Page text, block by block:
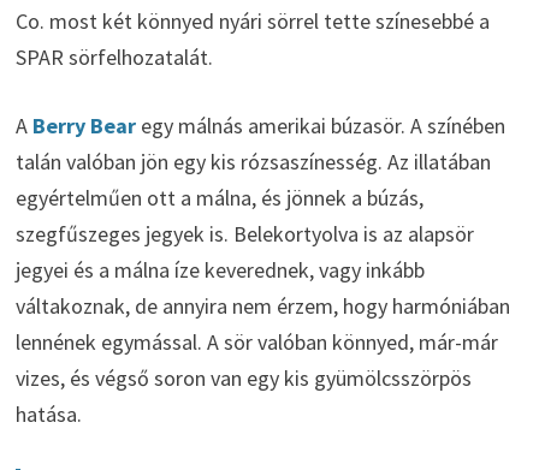
Co. most két könnyed nyári sörrel tette színesebbé a
SPAR sörfelhozatalát.
A Berry Bearegy málnás amerikai búzasör. A színében
talán valóban jön egy kis rózsaszínesség. Az illatában
egyértelműen ott a málna, és jönnek a búzás,
szegfűszeges jegyek is. Belekortyolva is az alapsör
jegyei és a málna íze keverednek, vagy inkább
váltakoznak, de annyira nem érzem, hogy harmóniában
lennének egymással. A sör valóban könnyed, már-már
vizes, és végső soron van egy kis gyümölcsszörpös
hatása.